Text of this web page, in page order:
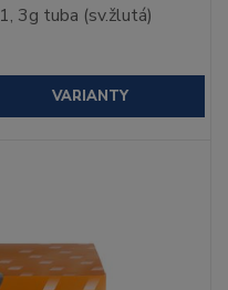
3g tuba (sv.žlutá)
VARIANTY